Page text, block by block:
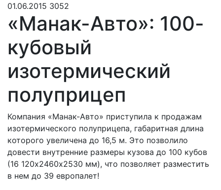
01.06.2015 3052
«Манак-Авто»: 100-
кубовый
изотермический
полуприцеп
Компания «Манак-Авто» приступила к продажам
изотермического полуприцепа, габаритная длина
которого увеличена до 16,5 м. Это позволило
довести внутренние размеры кузова до 100 кубов
(16 120х2460х2530 мм), что позволяет разместить
в нем до 39 европалет!